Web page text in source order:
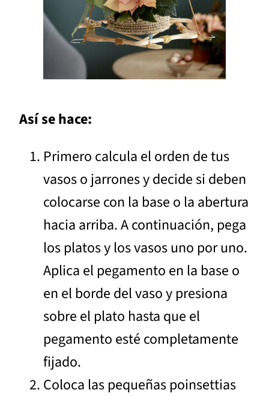
Así se hace:
Primero calcula el orden de tus
vasos o jarrones y decide si deben
colocarse con la base o la abertura
hacia arriba. A continuación, pega
los platos y los vasos uno por uno.
Aplica el pegamento en la base o
en el borde del vaso y presiona
sobre el plato hasta que el
pegamento esté completamente
fijado.
Coloca las pequeñas poinsettias